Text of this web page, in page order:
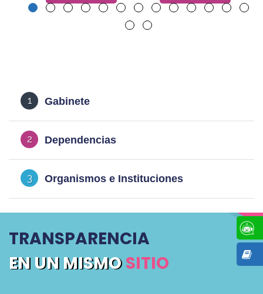
1 Gabinete
2 Dependencias
3 Organismos e Instituciones
TRANSPARENCIA
EN UN MISMO SITIO